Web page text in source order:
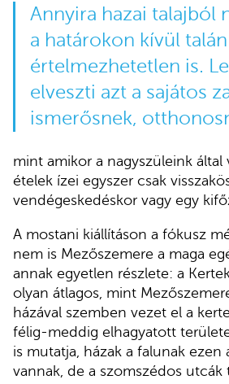
Annyira hazai talajból
a határokon kívül talán
értelmezhetetlen is.
elveszti azt a sajátos
ismerősnek,
mint amikor a nagyszüleink által
ételek ízei egyszer csak
vendégeskedéskor vagy egy
A mostani kiállításon a fókusz
nem is Mezőszemere a maga
annak egyetlen részlete: a
olyan átlagos, mint
házával szemben vezet el a
félig-meddig elhagyatott
is mutatja, házak a falunak ezen
vannak, de a szomszédos utcák